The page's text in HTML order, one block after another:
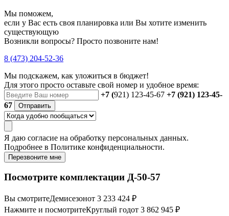
Мы поможем,
если у Вас есть своя планировка или Вы хотите изменить
существующую
Возникли вопросы? Просто позвоните нам!
8 (473) 204-52-36
Мы подскажем, как уложиться в бюджет!
Для этого просто оставьте свой номер и удобное время:
+7 (921) 123-45-67 +7 (921) 123-45-
67
Отправить
Я даю согласие на обработку персональных данных.
Подробнее в Политике конфиденциальности.
Перезвоните мне
Посмотрите комплектации Д-50-57
Вы смотритеДемисезонот 3 233 424 ₽
Нажмите и посмотритеКруглый годот 3 862 945 ₽